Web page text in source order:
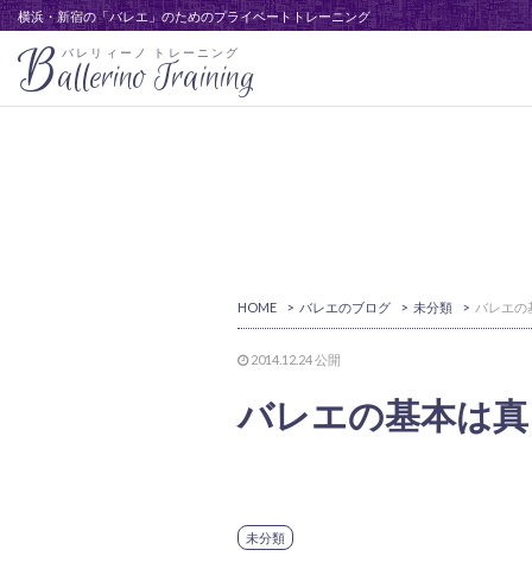
横浜・新宿の「バレエ」のためのプライベートトレーニング
バレリィーノ トレーニング
Ballerino Training
HOME > バレエのブログ > 未分類 >
2014.12.24公開
バレエの基本は
未分類